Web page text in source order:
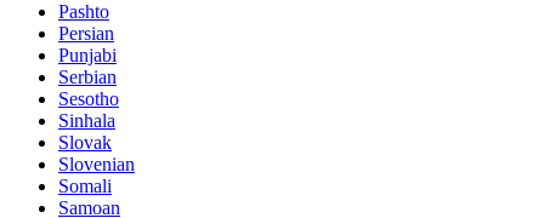
Pashto
Persian
Punjabi
Serbian
Sesotho
Sinhala
Slovak
Slovenian
Somali
Samoan